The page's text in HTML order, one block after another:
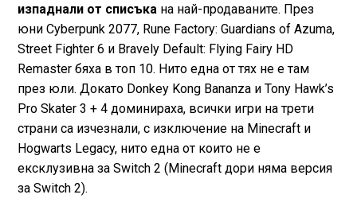
изпаднали от списъкана най-продаваните. През
юни Cyberpunk 2077, Rune Factory: Guardians of Azuma,
Street Fighter 6 и Bravely Default: Flying Fairy HD
Remaster бяха в топ 10. Нито една от тях не е там
през юли. Докато Donkey Kong Bananza и Tony Hawk’s
Pro Skater 3 + 4 доминираха, всички игри на трети
страни са изчезнали, с изключение на Minecraft и
Hogwarts Legacy, нито една от които не е
ексклузивна за Switch 2 (Minecraft дори няма версия
за Switch 2).